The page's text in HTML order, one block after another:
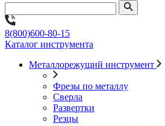
8(800)600-80-15
Каталог инструмента
Металлорежущий инструмент
Фрезы по металлу
Сверла
Развертки
Резцы